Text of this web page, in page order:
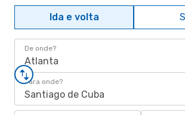
Ida e volta
De onde?
Atlanta
Para onde?
Santiago de Cuba